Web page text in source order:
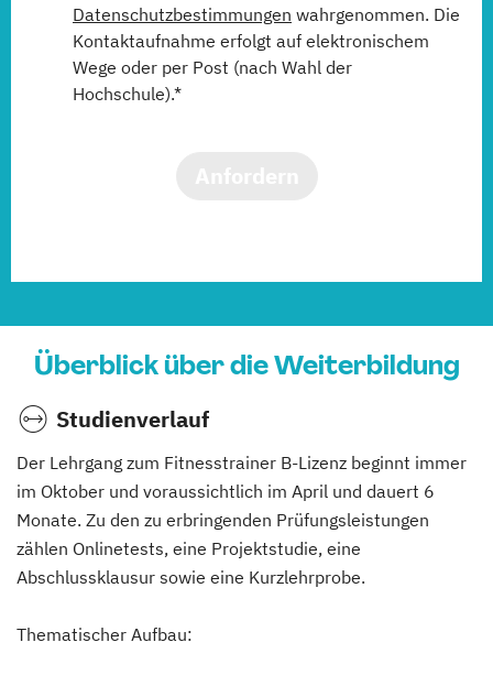
Datenschutzbestimmungen wahrgenommen. Die
Kontaktaufnahme erfolgt auf elektronischem
Wege oder per Post (nach Wahl der
Hochschule).*
Überblick über die Weiterbildung
Studienverlauf
Der Lehrgang zum Fitnesstrainer B-Lizenz beginnt immer
im Oktober und voraussichtlich im April und dauert 6
Monate. Zu den zu erbringenden Prüfungsleistungen
zählen Onlinetests, eine Projektstudie, eine
Abschlussklausur sowie eine Kurzlehrprobe.
Thematischer Aufbau: